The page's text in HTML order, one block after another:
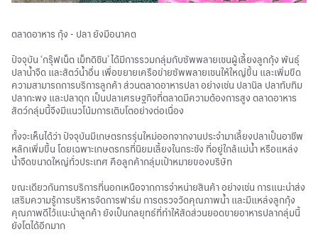
ตลาดอาหาร กุ้ง - ปลา ยังมีอนาคต
ปัจจุบัน ‘กรุ๊ฟเน็ต เม็ทดิชิน’ ได้มีการรวมกลุ่มกับซัพพลายเชนผู้เลี้ยงลูกกุ้ง พันธุ์
ปลาน้ำจืด และสัตว์น้ำอื่น เพื่อขยายเครือข่ายซัพพลายเชนให้ใหญ่ขึ้น และเพิ่มขีด
ความสามารถการบริการลูกค้า ส่วนตลาดอาหารปลา อย่างเช่น ปลานิล ปลาทับทิม
ปลากะพง และปลาดุก เป็นปลาเศรษฐกิจที่ตลาดมีความต้องการสูง ตลาดอาหาร
สัตว์กลุ่มนี้จึงมีแนวโน้มการเติบโตอย่างต่อเนื่อง
ทั้งจะเห็นได้ว่า ปัจจุบันมีเกษตรกรรุ่นใหม่ออกจากงานประจำมาเลี้ยงปลาเป็นอาชีพ
หลักเพิ่มขึ้น โดยเฉพาะเกษตรกรที่นิยมเลี้ยงในกระชัง ที่อยู่ใกล้แม่น้ำ หรือแหล่ง
น้ำจืดขนาดใหญ่ทั่วประเทศ คือลูกค้ากลุ่มเป้าหมายของบริษัท
ขณะเดียวกันการบริการที่นอกเหนือจากการจำหน่ายสินค้า อย่างเช่น การแนะนำส่ง
เสริมความรู้การบริหารจัดการฟาร์ม การตรวจวัดคุณภาพน้ำ และมีแหล่งลูกกุ้ง
คุณภาพดีไว้แนะนำลูกค้า ยังเป็นกลยุทธ์ที่ทำให้สัดส่วนยอดขายอาหารปลากลุ่มนี้
ยังโตได้อีกมาก